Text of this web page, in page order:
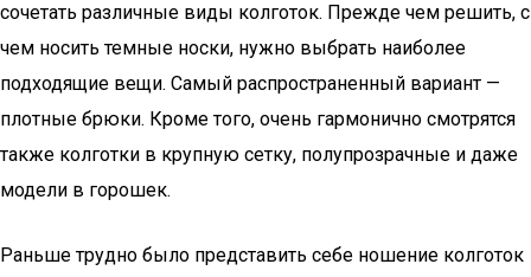
сочетать различные виды колготок. Прежде чем решить, с
чем носить темные носки, нужно выбрать наиболее
подходящие вещи. Самый распространенный вариант —
плотные брюки. Кроме того, очень гармонично смотрятся
также колготки в крупную сетку, полупрозрачные и даже
модели в горошек.
Раньше трудно было представить себе ношение колготок